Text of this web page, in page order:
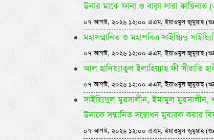
উনার মাঝে ফানা ও বাক্বা সারা কায়িনাত
০৭ আগস্ট, ২০২৬ ১২:০০ এএম, ইয়াওমুল জুমুয়াহ
মহাসম্মানিত ও মহাপবিত্র সাইয়্যিদু
০৭ আগস্ট, ২০২৬ ১২:০০ এএম, ইয়াওমুল জুমুয়াহ
আল হাদিয়্যাতুল ইলাহিয়্যাহ ফী সীরাতি
০৭ আগস্ট, ২০২৬ ১২:০০ এএম, ইয়াওমুল জুমুয়াহ
সাইয়্যিদুল মুরসালীন, ইমামুল মুরসালীন,
উনাকে সম্মানিত সম্বোধন মুবারক করার
০৭ আগস্ট, ২০২৬ ১২:০০ এএম, ইয়াওমুল জুমুয়াহ